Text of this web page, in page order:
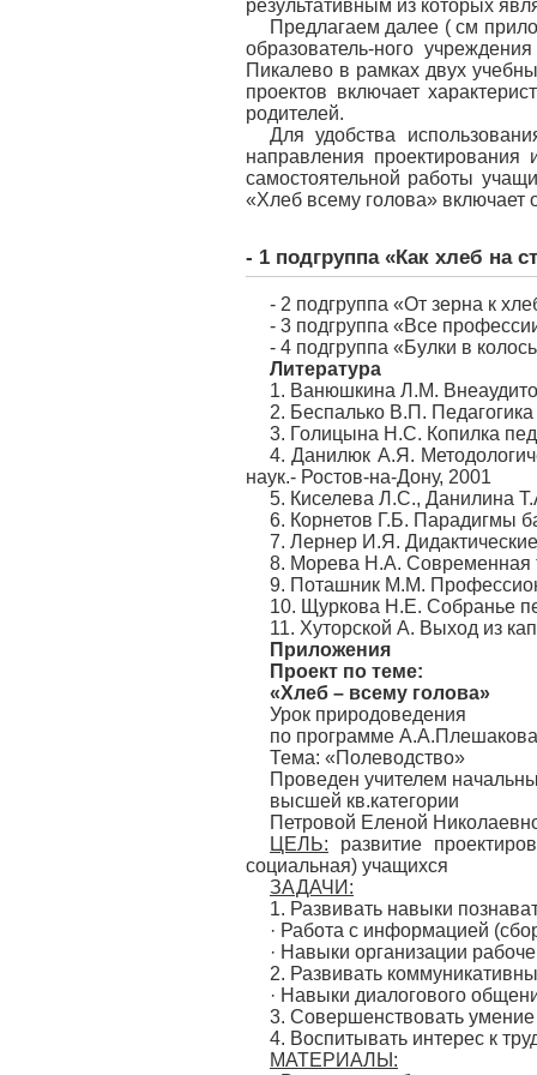
результативным из которых
Предлагаем далее ( см
образователь-ного
Пикалево в рамках двух
проектов включает
родителей.
Для удобства
направления
самостоятельной работы
«Хлеб всему голова» включает
- 1 подгруппа «Как хлеб на
- 2 подгруппа «От зерна к
- 3 подгруппа «Все
- 4 подгруппа «Булки в
Литература
1. Ванюшкина Л.М.
2. Беспалько В.П.
3. Голицына Н.С. Копилка
4. Данилюк А.Я.
наук.- Ростов-на-Дону, 2001
5. Киселева Л.С., Данилина
6. Корнетов Г.Б. Парадигмы
7. Лернер И.Я.
8. Морева Н.А. Современная
9. Поташник М.М.
10. Щуркова Н.Е. Собранье
11. Хуторской А. Выход из
Приложения
Проект по теме:
«Хлеб – всему голова»
Урок природоведения
по программе А.А.Плешакова
Тема: «Полеводство»
Проведен учителем
высшей кв.категории
Петровой Еленой
ЦЕЛЬ: развитие
социальная) учащихся
ЗАДАЧИ:
1. Развивать навыки
· Работа с информацией
· Навыки организации
2. Развивать
· Навыки диалогового
3. Совершенствовать умение
4. Воспитывать интерес к
МАТЕРИАЛЫ: